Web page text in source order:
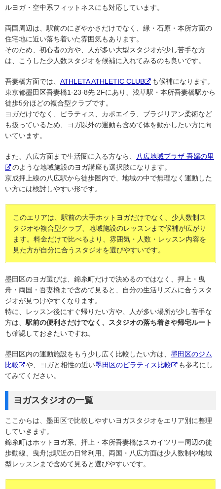
ルヨガ・空中系フィットネスにも対応しています。
両国周辺は、駅前のにぎやかさだけでなく、緑・石原・本所方面の
住宅地に近い落ち着いた雰囲気もあります。
そのため、初心者の方や、人が多い大型スタジオが少し苦手な方
は、こうした少人数スタジオを候補に入れてみるのも良いです。
吾妻橋方面では、 ATHLETA ATHLETIC CLUB
も候補になります。
東京都墨田区吾妻橋1-23-8先 2Fにあり、浅草駅・本所吾妻橋駅から
徒歩5分ほどの複合型クラブです。
ヨガだけでなく、ピラティス、カポエイラ、ブラジリアン柔術など
も扱っているため、ヨガ以外の運動も含めて体を動かしたい方に向
いています。
また、八広方面まで生活圏に入る方なら、
八広地域プラザ 吾嬬の里
のような地域施設のヨガ講座も選択肢になります。
京成押上線の八広駅から徒歩圏内で、地域の中で無理なく運動した
い方には検討しやすい形です。
このエリアは、駅前の大手ホットヨガだけでなく、少人数制ス
タジオや複合型クラブ、地域施設のレッスンまで候補が広がり
ます。料金だけで比べるより、雰囲気・人数・レッスン内容を
見た方が自分に合うスタジオを選びやすいです。
墨田区のヨガ選びは、錦糸町だけで決めるのではなく、押上・曳
舟・両国・吾妻橋まで含めて見ると、自分の生活リズムに合うスタ
ジオが見つけやすくなります。
特に、レッスン後にすぐ帰りたい方や、人が多い場所が少し苦手な
方は、 駅前の便利さだけでなく、スタジオの落ち着きや帰宅ルート
も確認しておきたいですね。
墨田区内の運動施設をもう少し広く比較したい方は、 墨田区のジム
比較
や、ヨガと相性の近い墨田区のピラティス比較
も参考にし
てみてください。
ヨガスタジオの一覧
ここからは、墨田区で比較しやすいヨガスタジオをエリア別に整理
していきます。
錦糸町はホットヨガ系、押上・本所吾妻橋はスカイツリー周辺の徒
歩動線、曳舟は駅近の日常利用、両国・八広方面は少人数制や地域
型レッスンまで含めて見ると選びやすいです。